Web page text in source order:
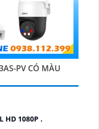
PV CÓ MÀU
HD 1080P .